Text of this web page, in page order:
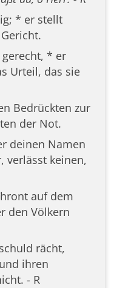
* er stellt
* er
Urteil, das sie
Bedrückten zur
der Not.
deinen Namen
verlässt keinen,
auf dem
den Völkern
rächt,
ihren
- R